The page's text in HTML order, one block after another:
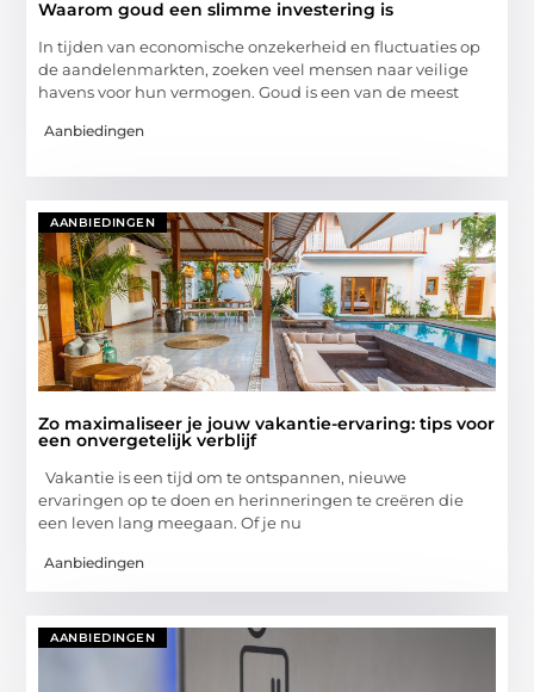
Waarom goud een slimme investering is
In tijden van economische onzekerheid en fluctuaties op
de aandelenmarkten, zoeken veel mensen naar veilige
havens voor hun vermogen. Goud is een van de meest
Aanbiedingen
AANBIEDINGEN
Zo maximaliseer je jouw vakantie-ervaring: tips voor
een onvergetelijk verblijf
Vakantie is een tijd om te ontspannen, nieuwe
ervaringen op te doen en herinneringen te creëren die
een leven lang meegaan. Of je nu
Aanbiedingen
AANBIEDINGEN